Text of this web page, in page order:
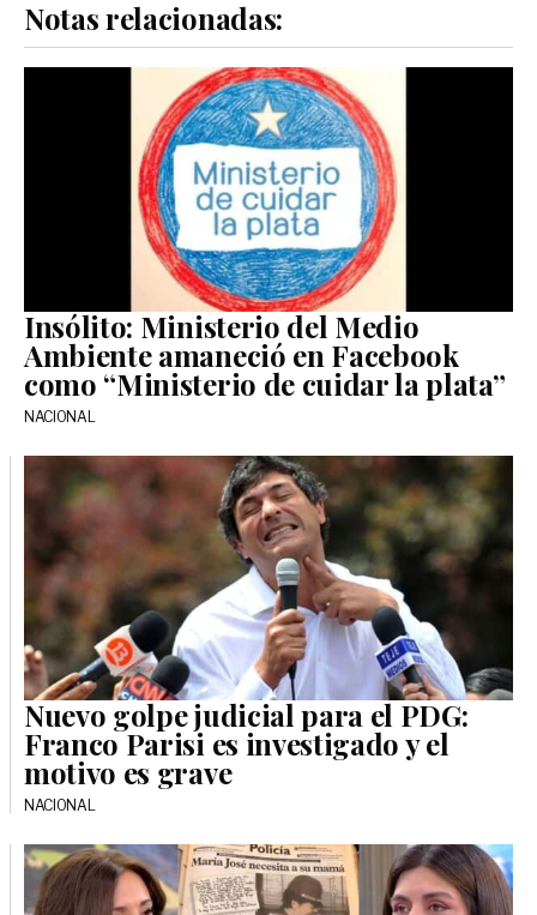
Notas relacionadas:
Insólito: Ministerio del Medio
Ambiente amaneció en Facebook
como “Ministerio de cuidar la plata”
NACIONAL
Nuevo golpe judicial para el PDG:
Franco Parisi es investigado y el
motivo es grave
NACIONAL